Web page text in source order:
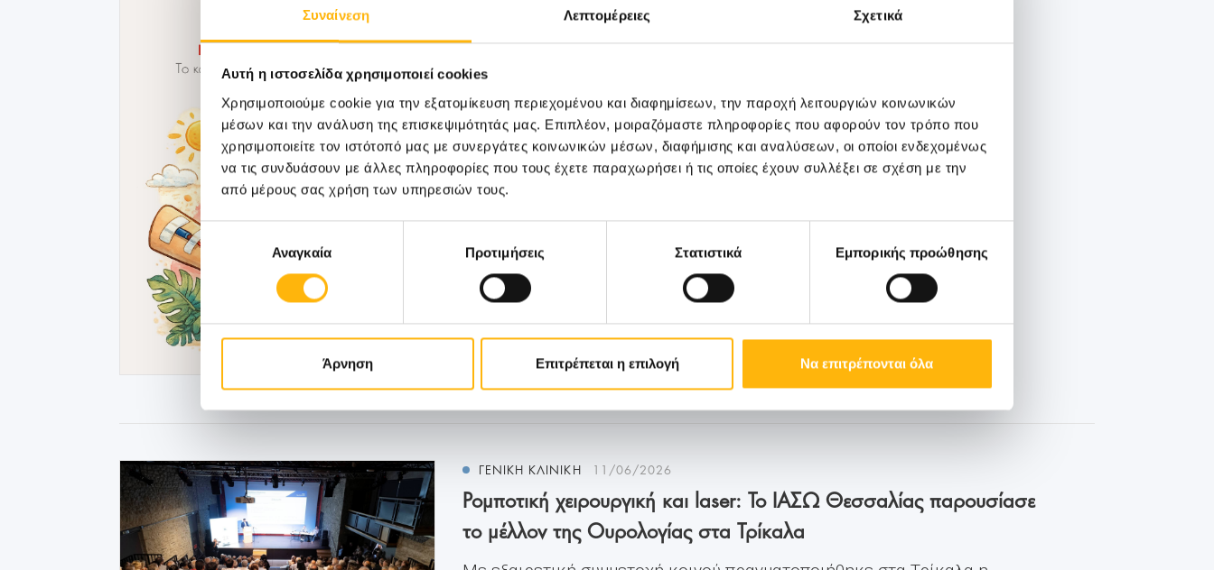
Συναίνεση Λεπτομέρειες Σχετικά
Αυτή η ιστοσελίδα χρησιμοποιεί cookies
Χρησιμοποιούμε cookie για την εξατομίκευση περιεχομένου και διαφημίσεων, την παροχή λειτουργιών κοινωνικών
μέσων και την ανάλυση της επισκεψιμότητάς μας. Επιπλέον, μοιραζόμαστε πληροφορίες που αφορούν τον τρόπο που
χρησιμοποιείτε τον ιστότοπό μας με συνεργάτες κοινωνικών μέσων, διαφήμισης και αναλύσεων, οι οποίοι ενδεχομένως
να τις συνδυάσουν με άλλες πληροφορίες που τους έχετε παραχωρήσει ή τις οποίες έχουν συλλέξει σε σχέση με την
από μέρους σας χρήση των υπηρεσιών τους.
Επιλογή
συγκατάθεσηςΑναγκαία Προτιμήσεις Στατιστικά Εμπορικής προώθησης
Άρνηση Επιτρέπεται η επιλογή Να επιτρέπονται όλα
Το ΙΑΣΩ Θεσσαλίας πραγματοποίησε την καθιερωμένη
καλοκαιρινή εθελοντική αιμοδοσία
καλοκαιρινή εθελοντ...
ΓΕΝΙΚΗ ΚΛΙΝΙΚΗ 11/06/2026
Ρομποτική χειρουργική και laser: Το ΙΑΣΩ Θεσσαλίας παρουσίασε
το μέλλον της Ουρολογίας στα Τρίκαλα